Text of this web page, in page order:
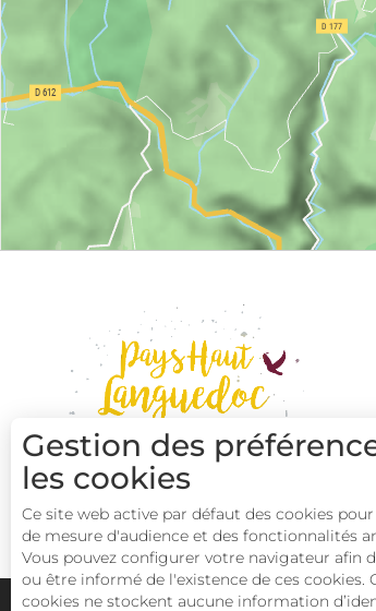
Plan du site Pays Haut Languedoc et
Gestion des
les cookies
Ce site web active par défaut des cookies
de mesure d'audience et des fonctionnalités
Vous pouvez configurer votre navigateur afin
ou être informé de l'existence de ces cookies.
cookies ne stockent aucune information